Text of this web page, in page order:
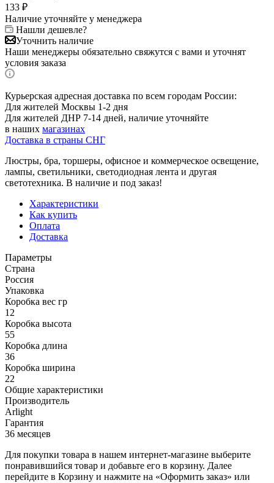
133 ₽
Наличие уточняйте у менеджера
Нашли дешевле?
Уточнить наличие
Наши менеджеры обязательно свяжутся с вами и уточнят
условия заказа
Курьерская адресная доставка по всем городам России:
Для жителей Москвы 1-2 дня
Для жителей ДНР 7-14 дней, наличие уточняйте
в наших магазинах
Доставка в страны СНГ
Люстры, бра, торшеры, офисное и коммерческое освещение,
лампы, светильники, светодиодная лента и другая
светотехника. В наличие и под заказ!
Характеристики
Как купить
Оплата
Доставка
Параметры
Страна
Россия
Упаковка
Коробка вес гр
12
Коробка высота
55
Коробка длина
36
Коробка ширина
22
Общие характеристики
Производитель
Arlight
Гарантия
36 месяцев
Для покупки товара в нашем интернет-магазине выберите
понравившийся товар и добавьте его в корзину. Далее
перейдите в Корзину и нажмите на «Оформить заказ» или